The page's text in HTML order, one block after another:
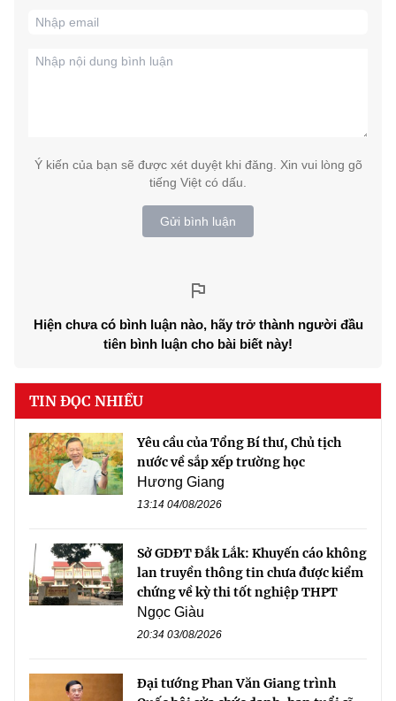
Ý kiến của bạn sẽ được xét duyệt khi đăng. Xin vui lòng gõ
tiếng Việt có dấu.
Gửi bình luận
Hiện chưa có bình luận nào, hãy trở thành người đầu
tiên bình luận cho bài biết này!
TIN ĐỌC NHIỀU
Yêu cầu của Tổng Bí thư, Chủ tịch
nước về sắp xếp trường học
Hương Giang
13:14 04/08/2026
Sở GDĐT Đắk Lắk: Khuyến cáo không
lan truyền thông tin chưa được kiểm
chứng về kỳ thi tốt nghiệp THPT
Ngọc Giàu
20:34 03/08/2026
Đại tướng Phan Văn Giang trình